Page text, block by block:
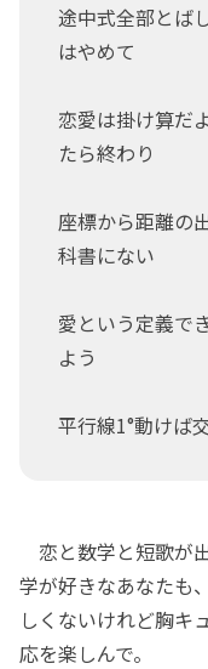
途中式全部とば
はやめて
恋愛は掛け算だ
たら終わり
座標から距離の
科書にない
愛という定義で
よう
平行線1°動けば
恋と数学と短歌が
学が好きなあなたも
しくないけれど胸キ
応を楽しんで。